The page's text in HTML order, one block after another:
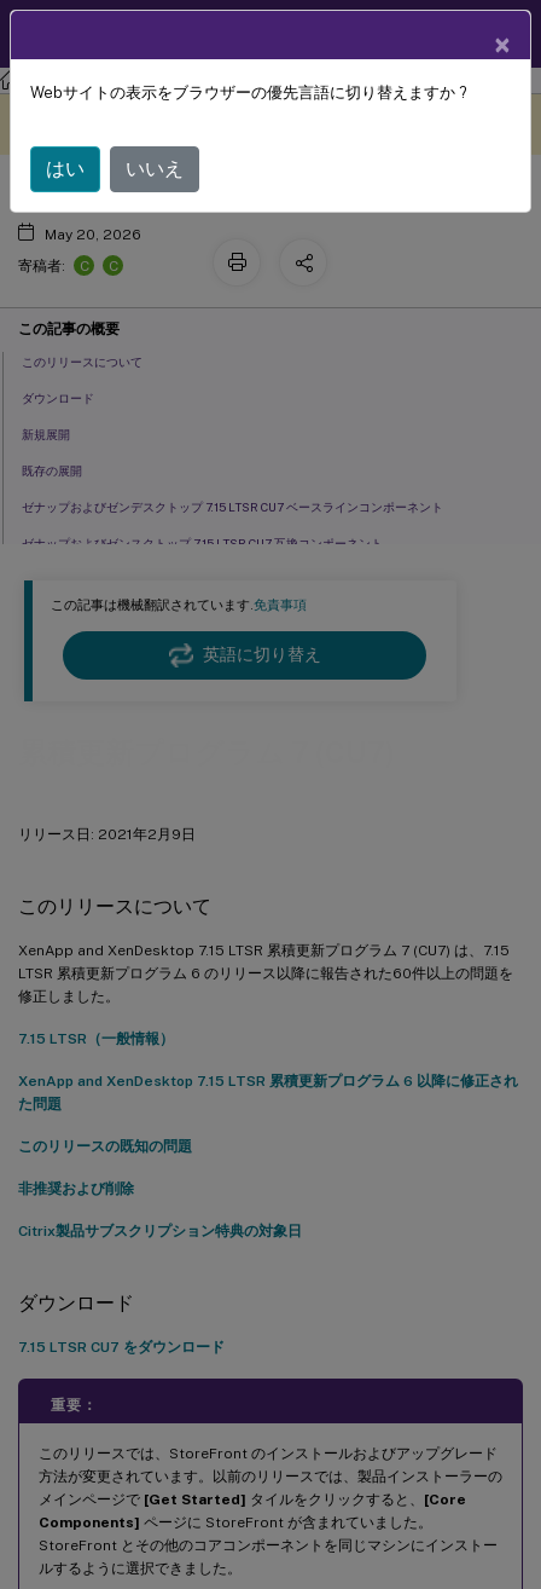
XenAppおよびXenDesktop XenAppおよびXenDesktop 7.15 LTSR
この記事は機械翻訳されています.免責事項
英語に切り替え
リリース日: 2021年2月9日
このリリースについて
XenApp and XenDesktop 7.15 LTSR 累積更新プログラム 7 (CU7) は、7.15
LTSR 累積更新プログラム 6 のリリース以降に報告された60件以上の問題を
修正しました。
7.15 LTSR（一般情報）
XenApp and XenDesktop 7.15 LTSR 累積更新プログラム 6 以降に修正され
た問題
このリリースの既知の問題
非推奨および削除
Citrix製品サブスクリプション特典の対象日
ダウンロード
7.15 LTSR CU7 をダウンロード
重要：
このリリースでは、StoreFront のインストールおよびアップグレード
方法が変更されています。以前のリリースでは、製品インストーラーの
メインページで [Get Started] タイルをクリックすると、 [Core
Components] ページに StoreFront が含まれていました。
StoreFront とその他のコアコンポーネントを同じマシンにインストー
ルするように選択できました。
累積更新プログラム 7 (CU7)
May 20, 2026
寄稿者:
C C
この記事の概要
このリリースについて
ダウンロード
新規展開
既存の展開
ゼナップおよびゼンデスクトップ 7.15 LTSR CU7 ベースラインコンポーネント
ゼナップおよびゼンスクトップ 7.15 LTSR CU7 互換コンポーネント
Citrix Workspaceアプリの互換バージョン
ゼナップおよびゼンデスクトップ 7.15 LTSR の主な除外事項
インストールとアップグレードの分析
×
Webサイトの表示をブラウザーの優先言語に切り替えますか ?
はい いいえ